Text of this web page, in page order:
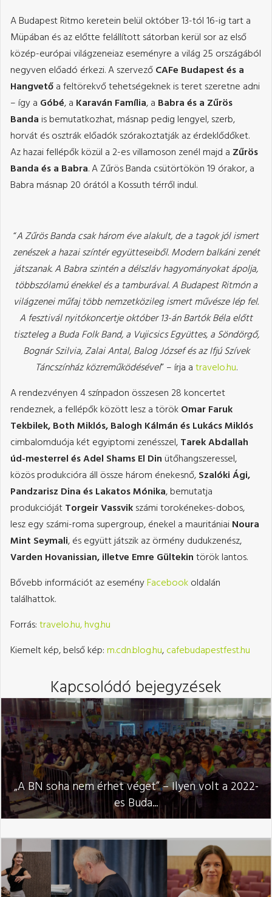
A Budapest Ritmo keretein belül október 13-tól 16-ig tart a
Müpában és az előtte felállított sátorban kerül sor az első
közép-európai világzeneiaz eseményre a világ 25 országából
negyven előadó érkezi. A szervezőCAFe Budapest és a
Hangvetőa feltörekvő tehetségeknek is teret szeretne adni
– így a Góbé, a Karaván Família, a Babra és a Zűrös
Bandais bemutatkozhat, másnap pedig lengyel, szerb,
horvát és osztrák előadók szórakoztatják az érdeklődőket.
Az hazai fellépők közül a 2-es villamoson zenél majd a Zűrös
Banda és a Babra. A Zűrös Banda csütörtökön 19 órakor, a
Babra másnap 20 órától a Kossuth térről indul.
“A Zűrös Banda csak három éve alakult, de a tagok jól ismert
zenészek a hazai színtér együtteseiből. Modern balkáni zenét
játszanak. A Babra szintén a délszláv hagyományokat ápolja,
többszólamú énekkel és a tamburával. A Budapest Ritmón a
világzenei műfaj több nemzetközileg ismert művésze lép fel.
A fesztivál nyitókoncertje október 13-án Bartók Béla előtt
tiszteleg a Buda Folk Band, a Vujicsics Együttes, a Söndörgő,
Bognár Szilvia, Zalai Antal, Balog József és az Ifjú Szívek
Táncszínház közreműködésével” – írja atravelo.hu.
A rendezvényen 4 színpadon összesen 28 koncertet
rendeznek, a fellépők között lesz a törökOmar Faruk
Tekbilek, Both Miklós, Balogh Kálmán és Lukács Miklós
cimbalomduója két egyiptomi zenésszel,Tarek Abdallah
úd-mesterrel és Adel Shams El Dinütőhangszeressel,
közös produkcióra áll össze három énekesnő,Szalóki Ági,
Pandzarisz Dina és Lakatos Mónika, bemutatja
produkciójátTorgeir Vassvikszámi torokénekes-dobos,
lesz egy számi-roma supergroup, énekel a mauritániaiNoura
Mint Seymali, és együtt játszik az örmény dudukzenész,
Varden Hovanissian, illetve Emre Gültekintörök lantos.
Bővebb információt az eseményFacebookoldalán
találhattok.
Forrás:travelo.hu,hvg.hu
Kiemelt kép, belső kép:m.cdn.blog.hu,cafebudapestfest.hu
Kapcsolódó bejegyzések
„A BN soha nem érhet véget” – Ilyen volt a 2022-
es Buda...